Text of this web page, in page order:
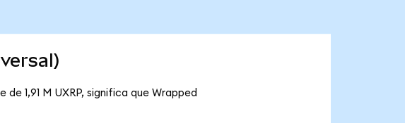
1,91 M UXRP, significa que Wrapped